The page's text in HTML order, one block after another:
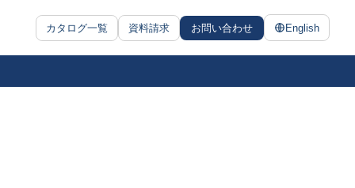
カタログ一覧 資料請求 お問い合わせ English